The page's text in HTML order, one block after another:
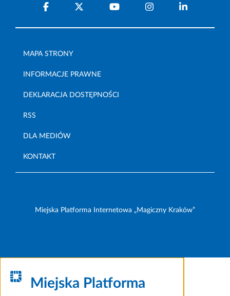
MAPA STRONY
INFORMACJE PRAWNE
DEKLARACJA DOSTĘPNOŚCI
RSS
DLA MEDIÓW
KONTAKT
Miejska Platforma Internetowa „Magiczny Kraków”
Miejska Platforma